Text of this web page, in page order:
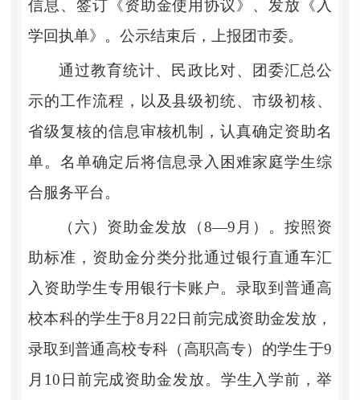
信息、签订《资助金使用协议》、发放《入
学回执单》。公示结束后，上报团市委。
通过教育统计、民政比对、团委汇总公
示的工作流程，以及县级初统、市级初核、
省级复核的信息审核机制，认真确定资助名
单。名单确定后将信息录入困难家庭学生综
合服务平台。
（六）资助金发放（8—9 月）。 按照资
助标准，资助金分类分批通过银行直通车汇
入资助学生专用银行卡账户。录取到普通高
校本科的学生于8 月 22日前完成资助金发放，
录取到普通高校专科（高职高专）的学生于9
月 10 日前完成资助金发放。学生入学前，举